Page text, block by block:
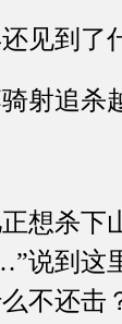
见到了
射追
杀下
到这
不还击